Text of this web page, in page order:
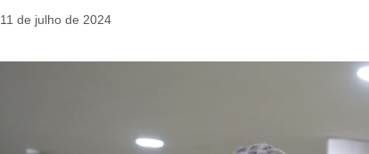
11 de julho de 2024